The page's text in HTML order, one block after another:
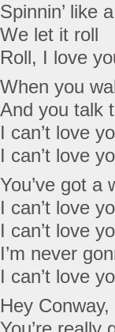
Spinnin’ like
We let it roll
Roll, I love
When you
And you talk
I can’t love
I can’t love
You’ve got a
I can’t love
I can’t love
I’m never
I can’t love
Hey